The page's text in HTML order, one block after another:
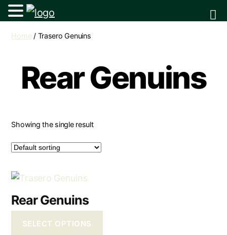
Home / Trasero Genuins
Rear Genuins
Showing the single result
Rear Genuins
SELECT OPTIONS